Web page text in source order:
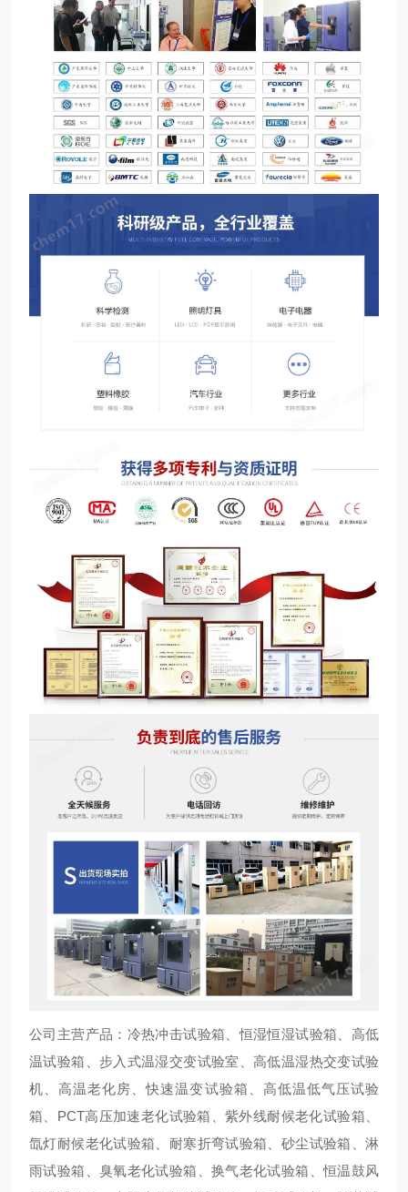
公司主营产品：冷热冲击试验箱、恒湿恒湿试验箱、高低
温试验箱、步入式温湿交变试验室、高低温湿热交变试验
机、高温老化房、快速温变试验箱、高低温低气压试验
箱、PCT高压加速老化试验箱、紫外线耐候老化试验箱、
氙灯耐候老化试验箱、耐寒折弯试验箱、砂尘试验箱、淋
雨试验箱、臭氧老化试验箱、换气老化试验箱、恒温鼓风